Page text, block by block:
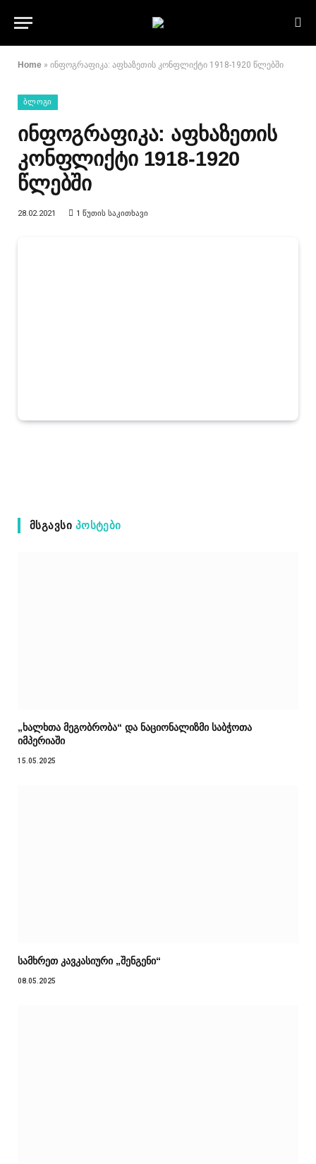
Home » ინფოგრაფიკა: აფხაზეთის კონფლიქტი 1918-1920 წლებში
ᲑᲚᲝᲒᲘ
ინფოგრაფიკა: აფხაზეთის
კონფლიქტი 1918-1920
წლებში
28.02.2021 1 ᲬᲣᲗᲘᲡ ᲡᲐᲙᲘᲗᲮᲐᲕᲘ
ᲛᲡᲒᲐᲕᲡᲘ ᲞᲝᲡᲢᲔᲑᲘ
„ხალხთა მეგობრობა“ და ნაციონალიზმი საბჭოთა
იმპერიაში
15.05.2025
სამხრეთ კავკასიური „შენგენი“
08.05.2025